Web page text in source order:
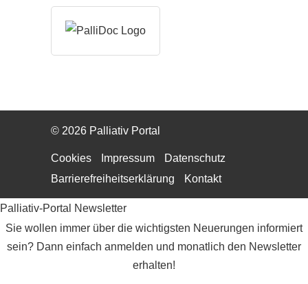
© 2026 Palliativ Portal
Cookies Impressum
Datenschutz
Barrierefreiheitserklärung
Kontakt
Palliativ-Portal Newsletter
Sie wollen immer über die wichtigsten Neuerungen informiert
sein? Dann einfach anmelden und monatlich den Newsletter
erhalten!